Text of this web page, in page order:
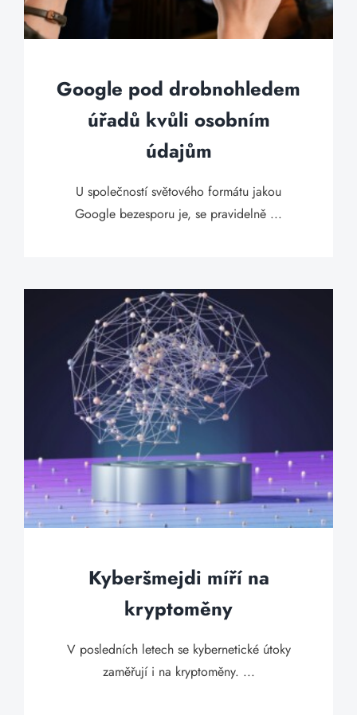
Google pod drobnohledem
úřadů kvůli osobním
údajům
U společností světového formátu jakou
Google bezesporu je, se pravidelně ...
Kyberšmejdi míří na
kryptoměny
V posledních letech se kybernetické útoky
zaměřují i na kryptoměny. ...